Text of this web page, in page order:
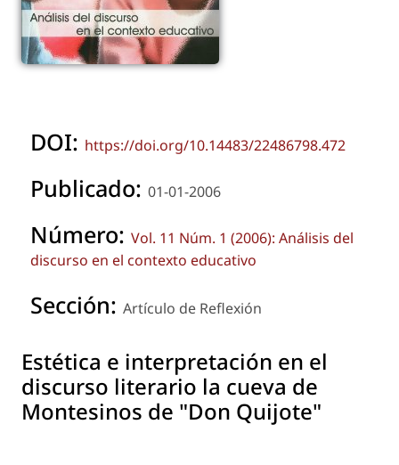
DOI: https://doi.org/10.14483/22486798.472
Publicado: 01-01-2006
Número: Vol. 11 Núm. 1 (2006): Análisis del
discurso en el contexto educativo
Sección: Artículo de Reflexión
Estética e interpretación en el
discurso literario la cueva de
Montesinos de "Don Quijote"